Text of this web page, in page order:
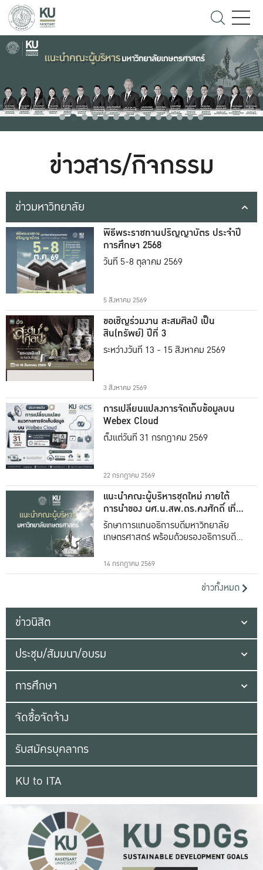
ข่าวสาร/กิจกรรม
ข่าวมหาวิทยาลัย
พิธีพระราชทานปริญญาบัตร ประจำปี
การศึกษา 2568
วันที่ 5-8 ตุลาคม 2569
5 สิงหาคม 2569
ขอเชิญร่วมงาน สะสมศิลป์ เป็น
สิน(ทรัพย์) ปีที่ 3
ระหว่างวันที่ 13 - 15 สิงหาคม 2569
3 สิงหาคม 2569
การเปลี่ยนแปลงการจัดเก็บข้อมูลบน
Webex Cloud
ตั้งแต่วันที่ 31 กรกฎาคม 2569
22 กรกฎาคม 2569
แนะนำคณะผู้บริหารชุดใหม่ ภายใต้
การนำของ ผศ.น.สพ.ดร.คงศักดิ์ เที่ยง
ธรรม
รักษาการแทนอธิการบดีมหาวิทยาลัย
เกษตรศาสตร์ พร้อมด้วยรองอธิการบดีทั้ง
14 กรกฎาคม 2569
ข่าวทั้งหมด
ข่าวนิสิต
ประชุม/สัมมนา/อบรม
การศึกษา
จัดซื้อจัดจ้าง
รับสมัครบุคลากร
KU to ITA